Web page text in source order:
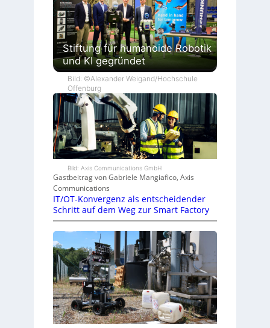
Stiftung für humanoide Robotik
und KI gegründet
Bild: ©Alexander Weigand/Hochschule
Offenburg
Bild: Axis Communications GmbH
Gastbeitrag von Gabriele Mangiafico, Axis
Communications
IT/OT-Konvergenz als entscheidender
Schritt auf dem Weg zur Smart Factory